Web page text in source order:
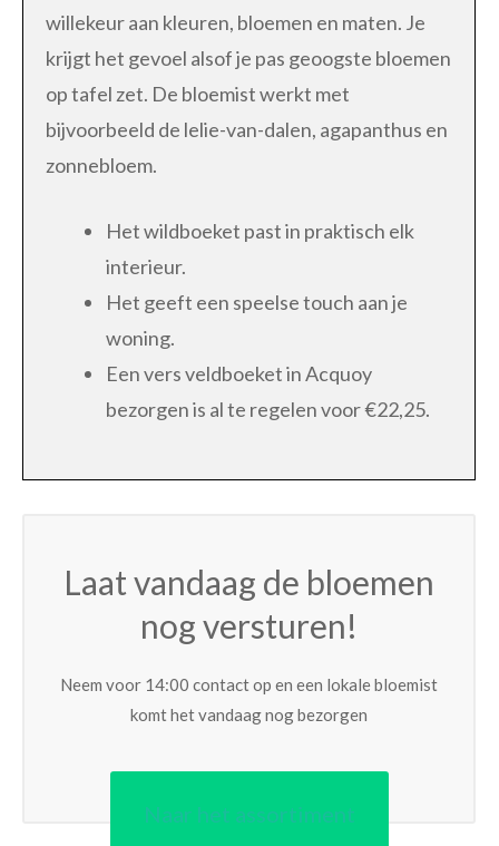
willekeur aan kleuren, bloemen en maten. Je
krijgt het gevoel alsof je pas geoogste bloemen
op tafel zet. De bloemist werkt met
bijvoorbeeld de lelie-van-dalen, agapanthus en
zonnebloem.
Het wildboeket past in praktisch elk
interieur.
Het geeft een speelse touch aan je
woning.
Een vers veldboeket in Acquoy
bezorgen is al te regelen voor €22,25.
Laat vandaag de bloemen
nog versturen!
Neem voor 14:00 contact op en een lokale bloemist
komt het vandaag nog bezorgen
Naar het assortiment